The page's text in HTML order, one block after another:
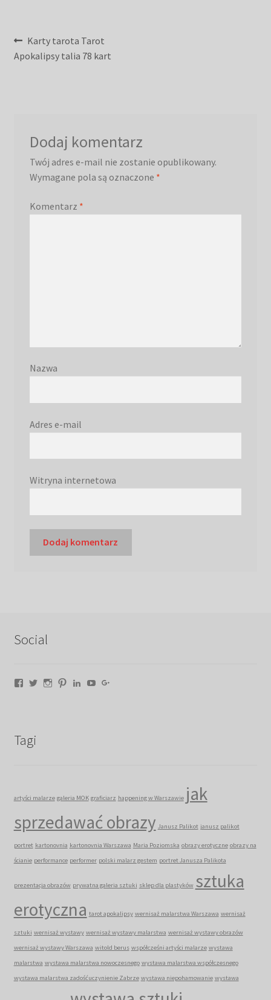
Nawigacja
wpisu
Poprzedni
wpis:
Karty tarota Tarot
Apokalipsy talia 78 kart
Dodaj komentarz
Twój adres e-mail nie zostanie opublikowany.
Wymagane pola są oznaczone *
Komentarz *
Nazwa
Adres e-mail
Witryna internetowa
Social
Facebook
TwitterInstagram
PinterestLinkedIn
YouTube
Tagi
artyści malarze galeria MOK graficiarz happening w Warszawie jak
sprzedawać obrazy Janusz Palikot janusz palikot
portret kartonovnia kartonovnia Warszawa Maria Poziomska obrazy erotyczne obrazy na
ścianie performance performer polski malarz gestem portret Janusza Palikota
prezentacja obrazów prywatna galeria sztuki sklep dla plastyków sztuka
erotyczna tarot apokalipsy wernisaż malarstwa Warszawa wernisaż
sztuki wernisaż wystawy wernisaż wystawy malarstwa wernisaż wystawy obrazów
wernisaż wystawy Warszawa witold berus współcześni artyści malarze wystawa
malarstwa wystawa malarstwa nowoczesnego wystawa malarstwa współczesnego
wystawa malarstwa zadośćuczynienie Zabrze wystawa niepohamowanie wystawa